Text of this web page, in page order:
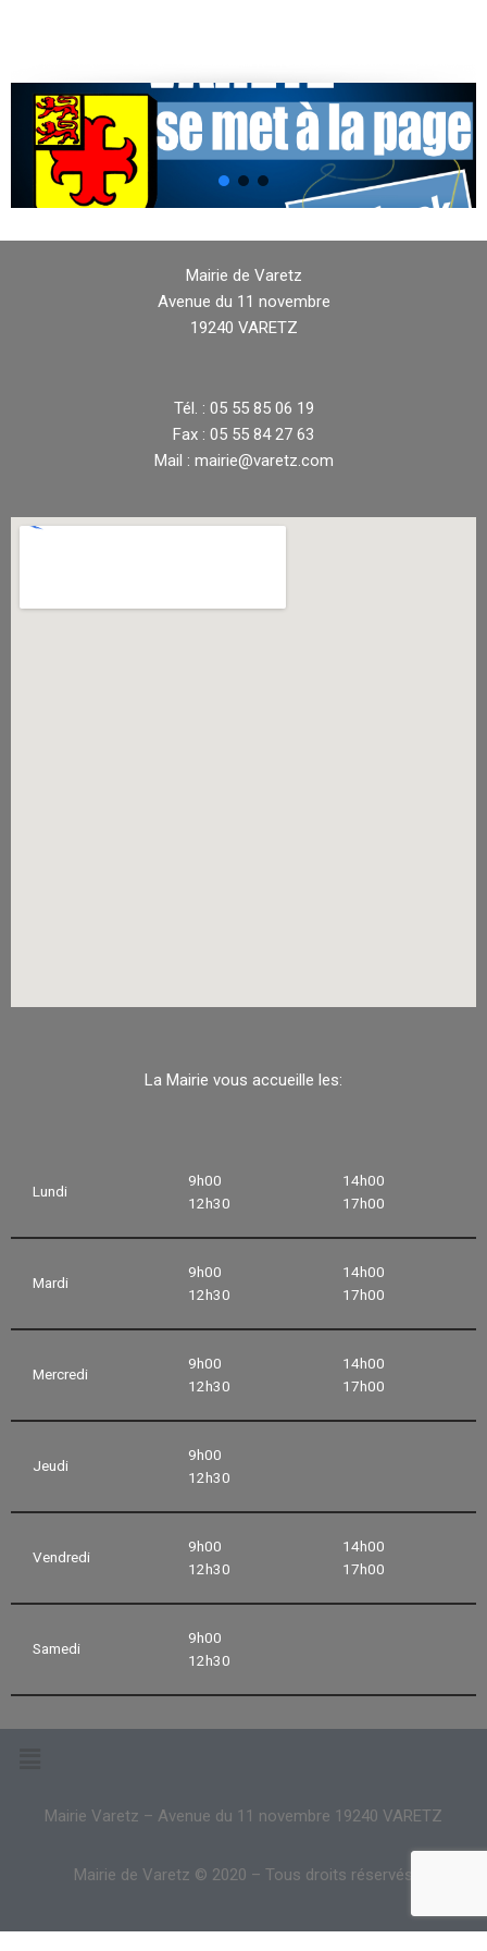
Mairie de Varetz
Avenue du 11 novembre
19240 VARETZ
Tél. : 05 55 85 06 19
Fax : 05 55 84 27 63
Mail : mairie@varetz.com
La Mairie vous accueille les:
Lundi
9h00
12h30
14h00
17h00
Mardi
9h00
12h30
14h00
17h00
Mercredi
9h00
12h30
14h00
17h00
Jeudi
9h00
12h30
Vendredi
9h00
12h30
14h00
17h00
Samedi
9h00
12h30
Mairie Varetz – Avenue du 11 novembre 19240 VARETZ
Mairie de Varetz © 2020 – Tous droits réservés